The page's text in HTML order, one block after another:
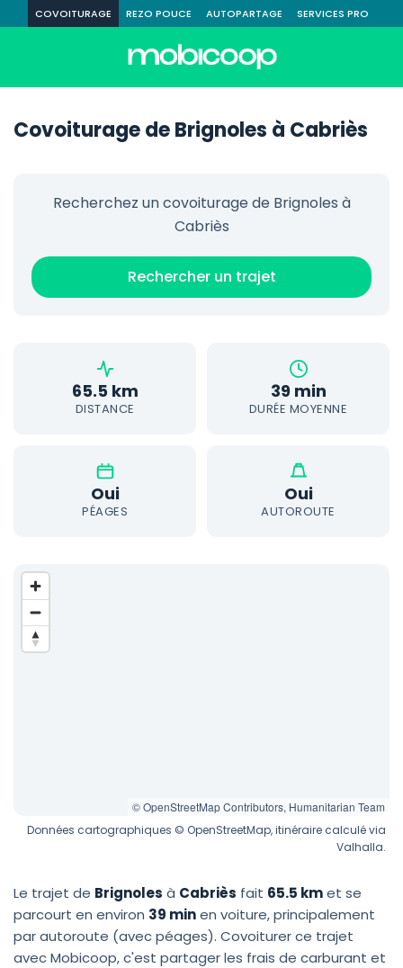
COVOITURAGE REZO POUCE AUTOPARTAGE SERVICES PRO
Covoiturage de Brignoles à Cabriès
Recherchez un covoiturage de Brignoles à
Cabriès
Rechercher un trajet
65.5 km
DISTANCE
39 min
DURÉE MOYENNE
Oui
PÉAGES
Oui
AUTOROUTE
© OpenStreetMap Contributors, Humanitarian Team
Données cartographiques © OpenStreetMap, itinéraire calculé via
Valhalla.
Le trajet de Brignoles à Cabriès fait 65.5 kmet se
parcourt en environ 39 minen voiture, principalement
par autoroute (avec péages). Covoiturer ce trajet
avec Mobicoop, c'est partager les frais de carburant et